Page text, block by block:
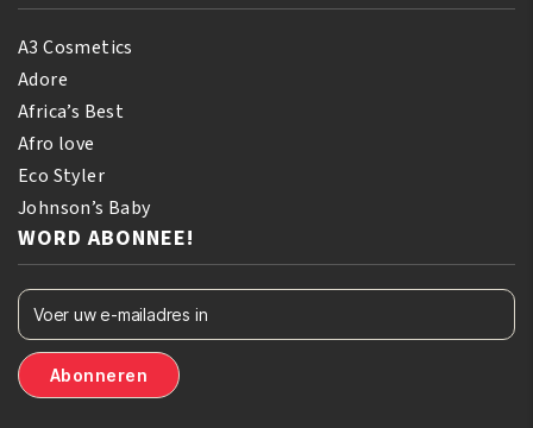
A3 Cosmetics
Adore
Africa’s Best
Afro love
Eco Styler
Johnson’s Baby
WORD ABONNEE!